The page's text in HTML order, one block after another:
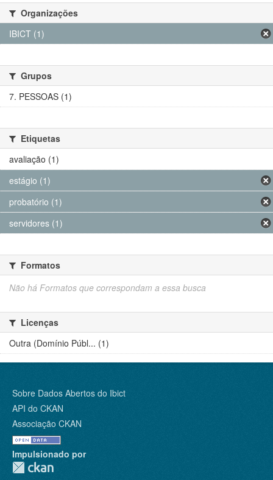
Organizações
IBICT (1)
Grupos
7. PESSOAS (1)
Etiquetas
avaliação (1)
estágio (1)
probatório (1)
servidores (1)
Formatos
Não há Formatos que correspondam a essa busca
Licenças
Outra (Domínio Públ... (1)
Sobre Dados Abertos do Ibict
API do CKAN
Associação CKAN
Impulsionado por